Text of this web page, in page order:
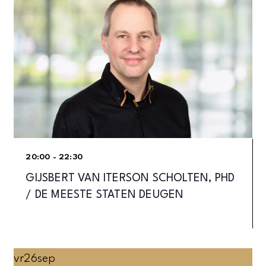
GIJSBERT VAN ITERSON SCHOLTEN, PHD
/ DE MEESTE STATEN DEUGEN
20:00 - 22:30
vr26sep